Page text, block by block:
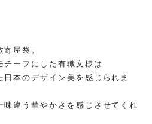
屋袋。
チーフにした有職文様は
本のデザイン美を感じられま
味違う華やかさを感じさせてくれ